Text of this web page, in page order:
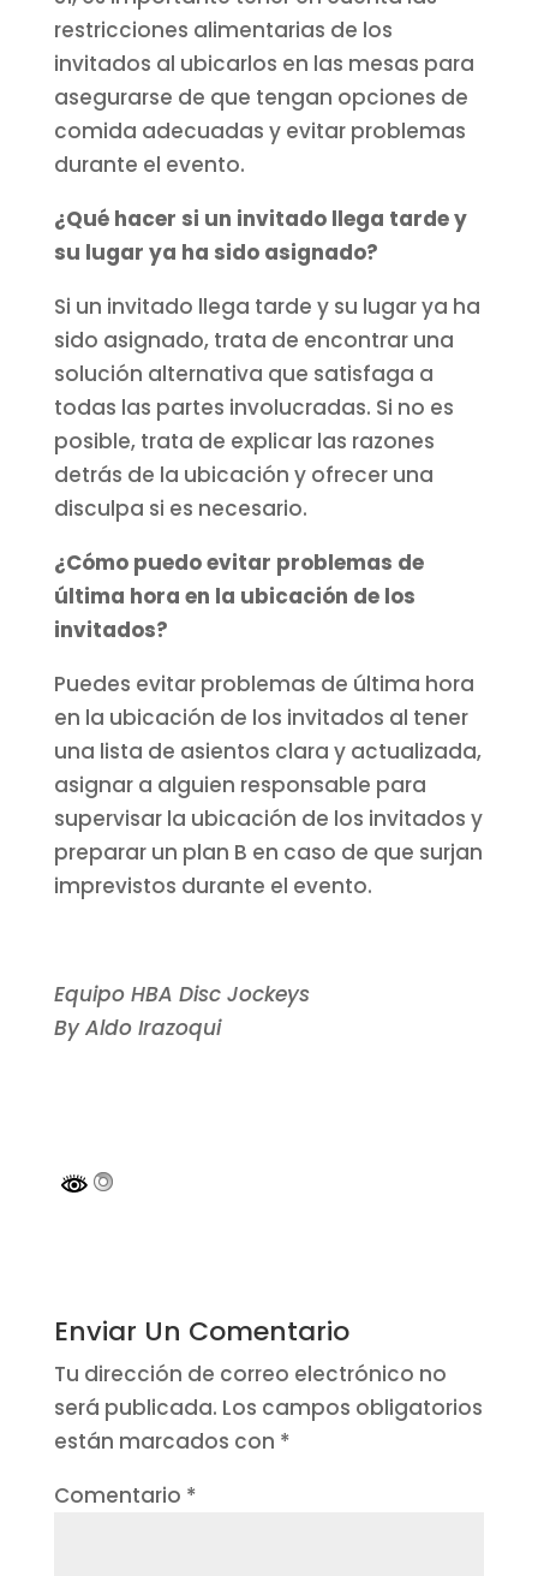
restricciones alimentarias de los
invitados al ubicarlos en las mesas para
asegurarse de que tengan opciones de
comida adecuadas y evitar problemas
durante el evento.
¿Qué hacer si un invitado llega tarde y
su lugar ya ha sido asignado?
Si un invitado llega tarde y su lugar ya ha
sido asignado, trata de encontrar una
solución alternativa que satisfaga a
todas las partes involucradas. Si no es
posible, trata de explicar las razones
detrás de la ubicación y ofrecer una
disculpa si es necesario.
¿Cómo puedo evitar problemas de
última hora en la ubicación de los
invitados?
Puedes evitar problemas de última hora
en la ubicación de los invitados al tener
una lista de asientos clara y actualizada,
asignar a alguien responsable para
supervisar la ubicación de los invitados y
preparar un plan B en caso de que surjan
imprevistos durante el evento.
Equipo HBA Disc Jockeys
By Aldo Irazoqui
Enviar Un Comentario
Tu dirección de correo electrónico no
será publicada. Los campos obligatorios
están marcados con *
Comentario *